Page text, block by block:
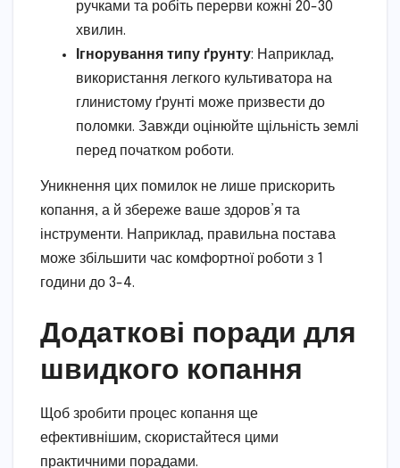
ручками та робіть перерви кожні 20-30
хвилин.
Ігнорування типу ґрунту: Наприклад,
використання легкого культиватора на
глинистому ґрунті може призвести до
поломки. Завжди оцінюйте щільність землі
перед початком роботи.
Уникнення цих помилок не лише прискорить
копання, а й збереже ваше здоров’я та
інструменти. Наприклад, правильна постава
може збільшити час комфортної роботи з 1
години до 3-4.
Додаткові поради для
швидкого копання
Щоб зробити процес копання ще
ефективнішим, скористайтеся цими
практичними порадами.